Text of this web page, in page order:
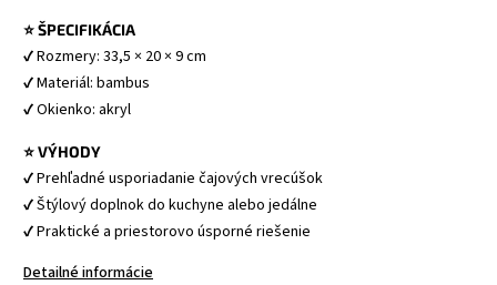
⭐ ŠPECIFIKÁCIA
✔ Rozmery: 33,5 × 20 × 9 cm
✔ Materiál: bambus
✔ Okienko: akryl
⭐ VÝHODY
✔ Prehľadné usporiadanie čajových vrecúšok
✔ Štýlový doplnok do kuchyne alebo jedálne
✔ Praktické a priestorovo úsporné riešenie
Detailné informácie